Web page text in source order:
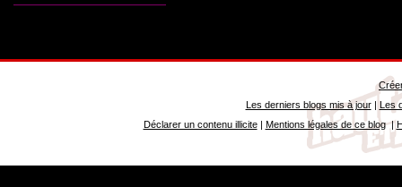
Les derniers blogs mis à jour| Les
Déclarer un contenu illicite| Mentions légales de ce blog|